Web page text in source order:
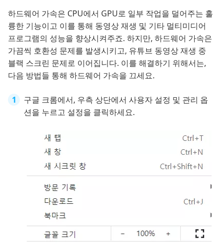
하드웨어 가속은 CPU에서 GPU로 일부 작업을 덜어주는 훌
륭한 기능이고 이를 통해 동영상 재생 및 기타 멀티미디어
프로그램의 성능을 향상시켜주죠. 하지만, 하드웨어 가속은
가끔씩 호환성 문제를 발생시키고, 유튜브 동영상 재생 중
블랙 스크린 문제로 이어집니다. 이를 해결하기 위해서는,
다음 방법들 통해 하드웨어 가속을 끄세요.
구글 크롬에서, 우측 상단에서 사용자 설정 및 관리 옵
션을 누르고 설정을 클릭하세요.